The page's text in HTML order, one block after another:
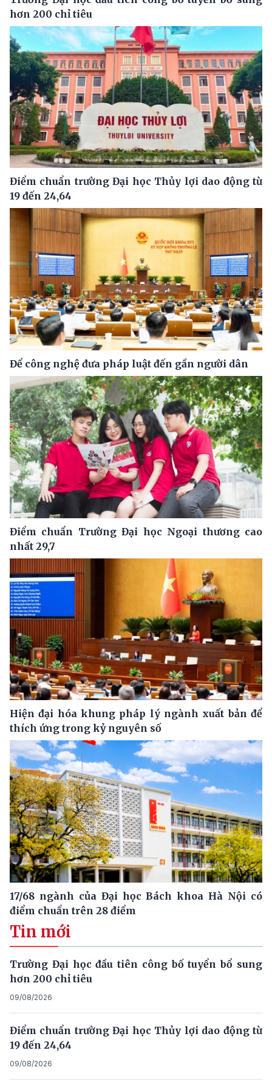
hơn 200 chỉ tiêu
Điểm chuẩn trường Đại học Thủy lợi dao động từ
19 đến 24,64
Để công nghệ đưa pháp luật đến gần người dân
Điểm chuẩn Trường Đại học Ngoại thương cao
nhất 29,7
Hiện đại hóa khung pháp lý ngành xuất bản để
thích ứng trong kỷ nguyên số
17/68 ngành của Đại học Bách khoa Hà Nội có
điểm chuẩn trên 28 điểm
Tin mới
Trường Đại học đầu tiên công bố tuyển bổ sung
hơn 200 chỉ tiêu
09/08/2026
Điểm chuẩn trường Đại học Thủy lợi dao động từ
19 đến 24,64
09/08/2026